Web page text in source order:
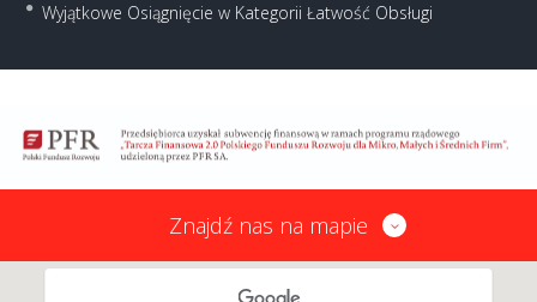
Wyjątkowe Osiągnięcie w Kategorii Łatwość Obsługi
Znajdź nas na mapie